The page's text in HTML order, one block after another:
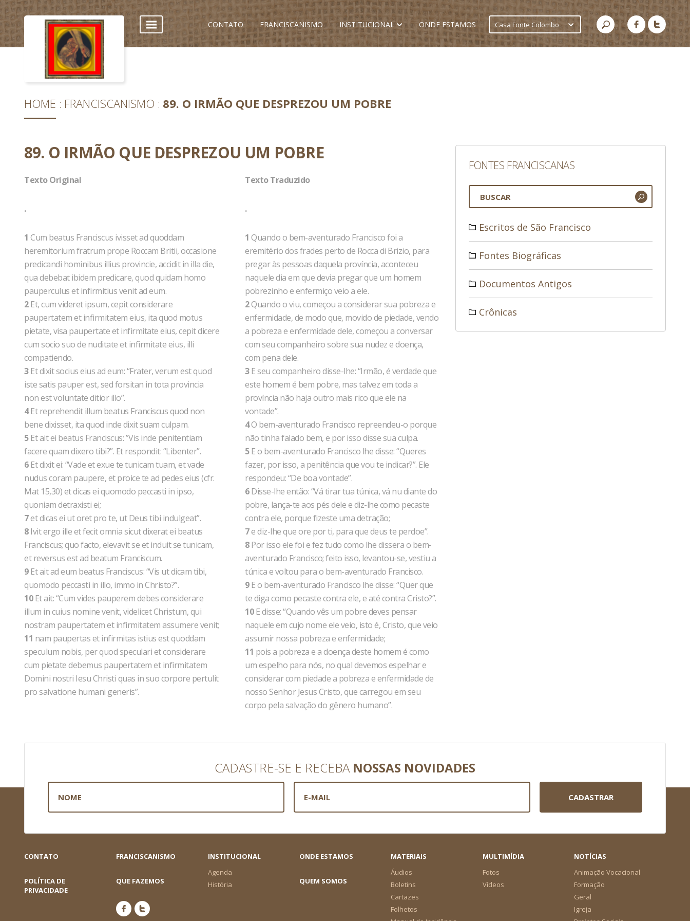
CONTATO FRANCISCANISMO INSTITUCIONAL ONDE ESTAMOS Casa Fonte Colombo
HOME FRANCISCANISMO 89. O IRMÃO QUE DESPREZOU UM POBRE
89. O IRMÃO QUE DESPREZOU UM POBRE
Texto Original
.
1 Cum beatus Franciscus ivisset ad quoddam
heremitorium fratrum prope Roccam Britii, occasione
predicandi hominibus illius provincie, accidit in illa die,
qua debebat ibidem predicare, quod quidam homo
pauperculus et infirmitius venit ad eum.
2Et, cum videret ipsum, cepit considerare
paupertatem et infirmitatem eius, ita quod motus
pietate, visa paupertate et infirmitate eius, cepit dicere
cum socio suo de nuditate et infirmitate eius, illi
compatiendo.
3Et dixit socius eius ad eum: “Frater, verum est quod
iste satis pauper est, sed forsitan in tota provincia
non est voluntate ditior illo”.
4Et reprehendit illum beatus Franciscus quod non
bene dixisset, ita quod inde dixit suam culpam.
5Et ait ei beatus Franciscus: ”Vis inde penitentiam
facere quam dixero tibi?”. Et respondit: “Libenter”.
6Et dixit ei: “Vade et exue te tunicam tuam, et vade
nudus coram paupere, et proice te ad pedes eius (cfr.
Mat 15,30) et dicas ei quomodo peccasti in ipso,
quoniam detraxisti ei;
7et dicas ei ut oret pro te, ut Deus tibi indulgeat”.
8Ivit ergo ille et fecit omnia sicut dixerat ei beatus
Franciscus; quo facto, elevavit se et induit se tunicam,
et reversus est ad beatum Franciscum.
9Et ait ad eum beatus Franciscus: “Vis ut dicam tibi,
quomodo peccasti in illo, immo in Christo?”.
10Et ait: “Cum vides pauperem debes considerare
illum in cuius nomine venit, videlicet Christum, qui
nostram paupertatem et infirmitatem assumere venit;
11 nam paupertas et infirmitas istius est quoddam
speculum nobis, per quod speculari et considerare
cum pietate debemus paupertatem et infirmitatem
Domini nostri Iesu Christi quas in suo corpore pertulit
pro salvatione humani generis”.
Texto Traduzido
.
1 Quando o bem-aventurado Francisco foi a
eremitério dos frades perto de Rocca di Brizio, para
pregar às pessoas daquela província, aconteceu
naquele dia em que devia pregar que um homem
pobrezinho e enfermiço veio a ele.
2Quando o viu, começou a considerar sua pobreza e
enfermidade, de modo que, movido de piedade, vendo
a pobreza e enfermidade dele, começou a conversar
com seu companheiro sobre sua nudez e doença,
com pena dele.
3E seu companheiro disse-lhe: “Irmão, é verdade que
este homem é bem pobre, mas talvez em toda a
província não haja outro mais rico que ele na
vontade”.
4O bem-aventurado Francisco repreendeu-o porque
não tinha falado bem, e por isso disse sua culpa.
5E o bem-aventurado Francisco lhe disse: “Queres
fazer, por isso, a penitência que vou te indicar?”. Ele
respondeu: “De boa vontade”.
6Disse-lhe então: “Vá tirar tua túnica, vá nu diante do
pobre, lança-te aos pés dele e diz-lhe como pecaste
contra ele, porque fizeste uma detração;
7e diz-lhe que ore por ti, para que deus te perdoe”.
8Por isso ele foi e fez tudo como lhe dissera o bem-
aventurado Francisco; feito isso, levantou-se, vestiu a
túnica e voltou para o bem-aventurado Francisco.
9E o bem-aventurado Francisco lhe disse: “Quer que
te diga como pecaste contra ele, e até contra Cristo?”.
10E disse: “Quando vês um pobre deves pensar
naquele em cujo nome ele veio, isto é, Cristo, que veio
assumir nossa pobreza e enfermidade;
11 pois a pobreza e a doença deste homem é como
um espelho para nós, no qual devemos espelhar e
considerar com piedade a pobreza e enfermidade de
nosso Senhor Jesus Cristo, que carregou em seu
corpo pela salvação do gênero humano”.
FONTES FRANCISCANAS
Escritos de São Francisco
Fontes Biográficas
Documentos Antigos
Crônicas
CADASTRE-SE E RECEBA NOSSAS NOVIDADES
CADASTRAR
CONTATO FRANCISCANISMO
INSTITUCIONAL
Agenda
História
ONDE ESTAMOS
MATERIAIS
Áudios
Boletins
Cartazes
Folhetos
MULTIMÍDIA
Fotos
Vídeos
NOTÍCIAS
Animação Vocacional
Formação
Geral
Igreja
POLÍTICA DE
PRIVACIDADE
QUE FAZEMOS QUEM SOMOS